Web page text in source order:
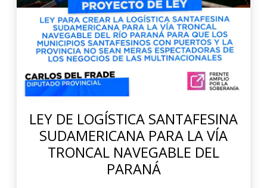
LEY DE LOGÍSTICA SANTAFESINA
SUDAMERICANA PARA LA VÍA
TRONCAL NAVEGABLE DEL
PARANÁ